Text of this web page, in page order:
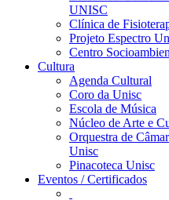
UNISC
Clínica de
Projeto Espectro
Centro
Cultura
Agenda Cultural
Coro da Unisc
Escola de Música
Núcleo de Arte e
Orquestra de
Unisc
Pinacoteca Unisc
Eventos / Certificados